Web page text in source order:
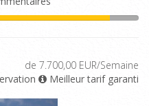
de 7.700,00 EUR/Semaine
Meilleur tarif garanti